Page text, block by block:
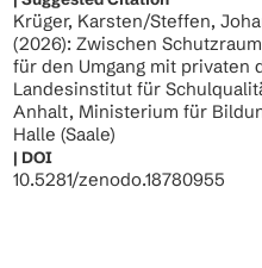
Krüger, Karsten/Steffen,
(2026): Zwischen
für den Umgang mit privaten
Landesinstitut für
Anhalt, Ministerium für
Halle (Saale)
DOI
10.5281/zenodo.18780955